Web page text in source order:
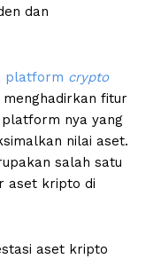
dan
platform crypto
fitur
nya yang
nilai aset.
salah satu
aset kripto di
aset kripto